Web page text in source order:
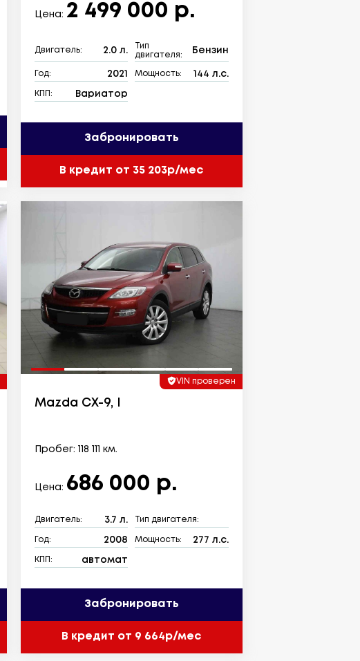
Цена: 2 499 000 р.
Двигатель: 2.0 л.
Тип
двигателя:
Бензин
Год: 2021 Мощность: 144 л.с.
КПП: Вариатор
Забронировать
В кредит от 35 203р/мес
VIN проверен
Mazda CX-9, I
Пробег: 118 111 км.
Цена: 686 000 р.
Двигатель: 3.7 л. Тип двигателя:
Год: 2008 Мощность: 277 л.с.
КПП: автомат
Забронировать
В кредит от 9 664р/мес